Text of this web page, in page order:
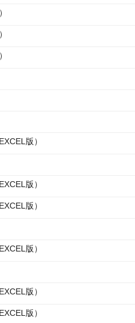
版）
版）
版）
版）
版）
版）